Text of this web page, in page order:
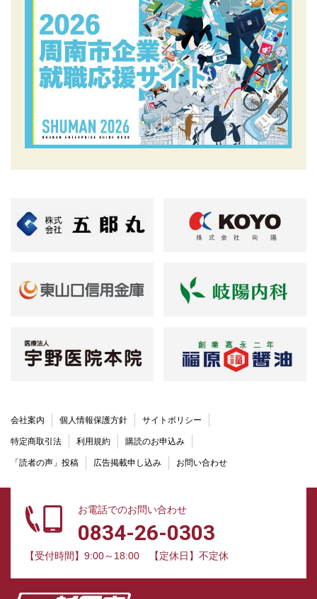
会社案内 個人情報保護方針 サイトポリシー
特定商取引法 利用規約 購読のお申込み
「読者の声」投稿 広告掲載申し込み お問い合わせ
お電話でのお問い合わせ
0834-26-0303
【受付時間】9:00～18:00 【定休日】不定休